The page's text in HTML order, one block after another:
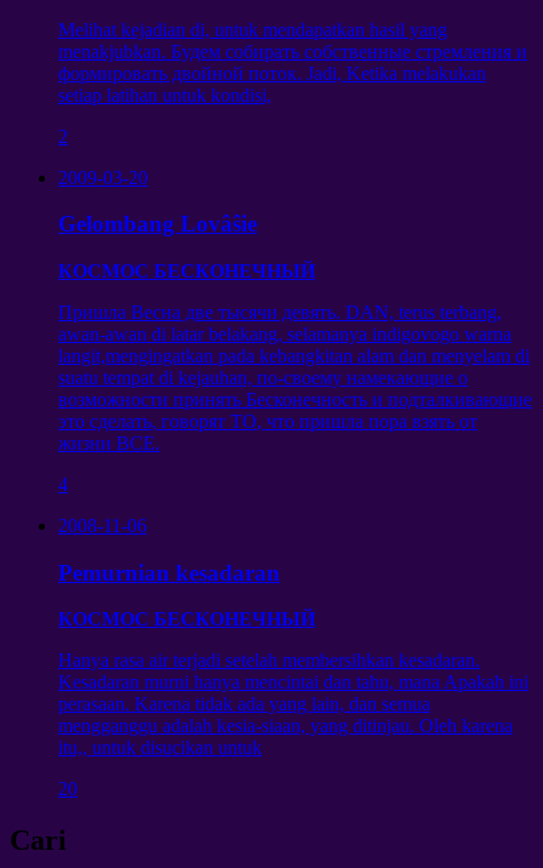
Melihat kejadian di, untuk mendapatkan hasil yang
menakjubkan. Будем собирать собственные стремления и
формировать двойной поток. Jadi, Ketika melakukan
setiap latihan untuk kondisi,
2
2009-03-20
Gelombang Lovâŝie
КОСМОС БЕСКОНЕЧНЫЙ
Пришла Весна две тысячи девять. DAN, terus terbang,
awan-awan di latar belakang, selamanya indigovogo warna
langit,mengingatkan pada kebangkitan alam dan menyelam di
suatu tempat di kejauhan, по-своему намекающие о
возможности принять Бесконечность и подталкивающие
это сделать, говорят ТО, что пришла пора взять от
жизни ВСЕ.
4
2008-11-06
Pemurnian kesadaran
КОСМОС БЕСКОНЕЧНЫЙ
Hanya rasa air terjadi setelah membersihkan kesadaran.
Kesadaran murni hanya mencintai dan tahu, mana Apakah ini
perasaan. Karena tidak ada yang lain, dan semua
mengganggu adalah kesia-siaan, yang ditinjau. Oleh karena
itu,, untuk disucikan untuk
20
Cari